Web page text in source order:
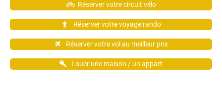
Réserver votre circuit vélo
Réserver votre voyage rando
Réserver votre vol au meilleur prix
Louer une maison / un appart